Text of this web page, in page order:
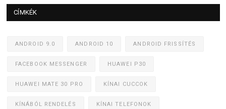
CÍMKÉK
ANDROID 9.0 ANDROID 10 ANDROID FRISSÍTÉS
FACEBOOK MESSENGER HUAWEI P30
HUAWEI MATE 30 PRO KÍNAI CUCCOK
KÍNÁBÓL RENDELÉS KÍNAI TELEFONOK